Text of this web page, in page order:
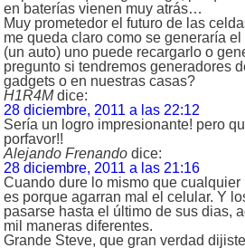
en baterías vienen muy atrás…
Muy prometedor el futuro de las
me queda claro como se generaría
(un auto) uno puede recargarlo o
pregunto si tendremos generadores
gadgets o en nuestras casas?
H1R4M dice:
28 diciembre, 2011 a las 22:12
Sería un logro impresionante! pero
porfavor!!
Alejando Frenando dice:
28 diciembre, 2011 a las 21:16
Cuando dure lo mismo que
es porque agarran mal el celular. Y
pasarse hasta el último de sus dias,
mil maneras diferentes.
Grande Steve, que gran verdad